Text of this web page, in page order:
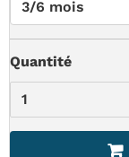
Quantité